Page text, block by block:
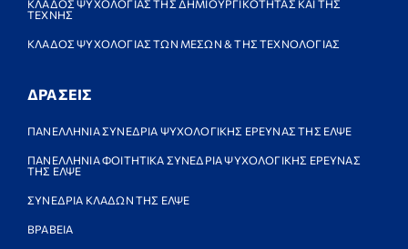
ΚΛΑΔΟΣ ΨΥΧΟΛΟΓΙΑΣ ΤΗΣ ΔΗΜΙΟΥΡΓΙΚΟΤΗΤΑΣ ΚΑΙ ΤΗΣ
ΤΕΧΝΗΣ
ΚΛΑΔΟΣ ΨΥΧΟΛΟΓΙΑΣ ΤΩΝ ΜΕΣΩΝ & ΤΗΣ ΤΕΧΝΟΛΟΓΙΑΣ
ΔΡΑΣΕΙΣ
ΠΑΝΕΛΛΗΝΙΑ ΣΥΝΕΔΡΙΑ ΨΥΧΟΛΟΓΙΚΗΣ ΕΡΕΥΝΑΣ ΤΗΣ ΕΛΨΕ
ΠΑΝΕΛΛΗΝΙΑ ΦΟΙΤΗΤΙΚΑ ΣΥΝΕΔΡΙΑ ΨΥΧΟΛΟΓΙΚΗΣ ΕΡΕΥΝΑΣ
ΤΗΣ ΕΛΨΕ
ΣΥΝΕΔΡΙΑ ΚΛΑΔΩΝ ΤΗΣ ΕΛΨΕ
ΒΡΑΒΕΙΑ